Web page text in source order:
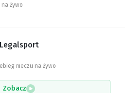
żywo
Legalsport
meczu na żywo
Zobacz